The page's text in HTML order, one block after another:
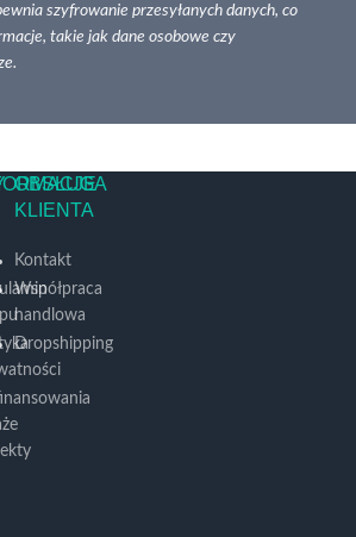
szyfrowanie przesyłanych danych, co
takie jak dane osobowe czy
OBSŁUGA
KLIENTA
Kontakt
Współpraca
handlowa
Dropshipping